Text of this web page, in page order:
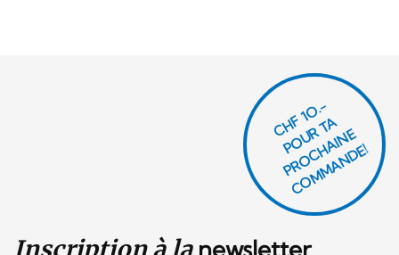
Inscription à lanewsletter
CHF 1O.-
P
O
U
R
T
A
P
R
O
C
H
AI
N
E
C
O
M
M
A
N
D
E!